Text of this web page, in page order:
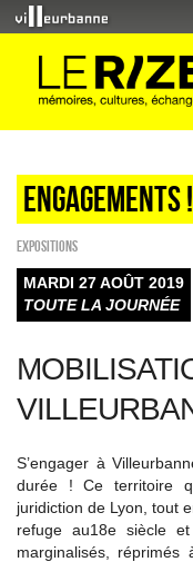
Engagements
EXPOSITIONS
MARDI 27 AOÛT 2019
TOUTE LA JOURNÉE
S’engager à
durée ! Ce territoire
juridiction de Lyon, tout
refuge au18e siècle
marginalisés, réprimés